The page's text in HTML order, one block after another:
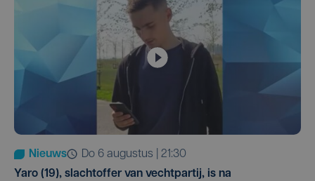
Nieuws
do 6 augustus | 21:30
Yaro (19), slachtoffer van vechtpartij, is na